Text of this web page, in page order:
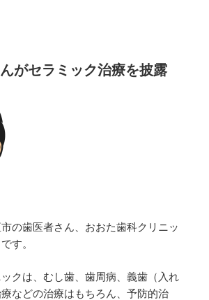
がセラミック治療を披露
の歯医者さん、おおた歯科クリニッ
す。
クは、むし歯、歯周病、義歯（入れ
などの治療はもちろん、予防的治